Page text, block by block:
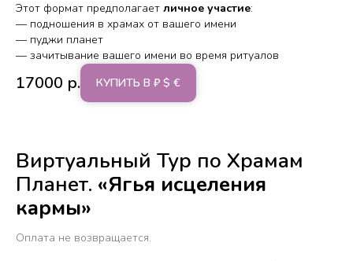
Этот формат предполагает личное участие:
— подношения в храмах от вашего имени
— пуджи планет
— зачитывание вашего имени во время ритуалов
17000 р. КУПИТЬ В ₽ $ €
Виртуальный Тур по Храмам
Планет. «Ягья исцеления
кармы»
Оплата не возвращается.